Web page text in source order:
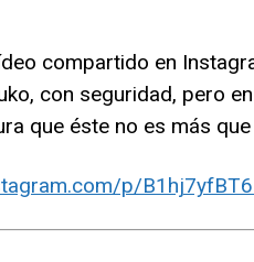
compartido en
con seguridad, pero
que éste no es más
p/